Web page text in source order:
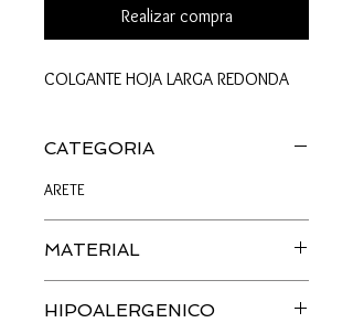
Realizar compra
COLGANTE HOJA LARGA REDONDA
CATEGORIA
ARETE
MATERIAL
HIPOALERGENICO